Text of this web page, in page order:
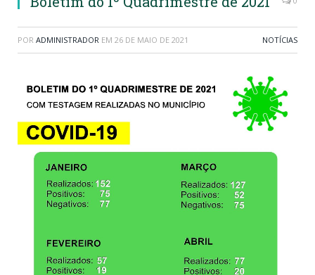
POR ADMINISTRADOR EM 26 DE MAIO DE 2021 NOTÍCIAS